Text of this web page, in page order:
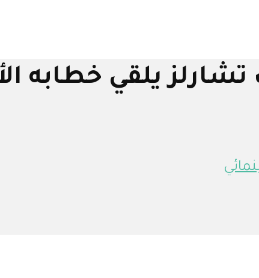
تشارلز يلقي خطابه